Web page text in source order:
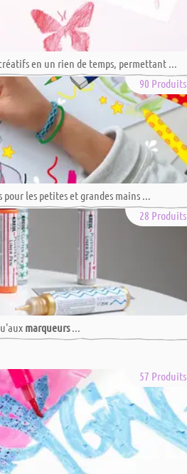
en un rien de temps, permettant ...
90 Produits
les petites et grandes mains ...
28 Produits
marqueurs...
57 Produits